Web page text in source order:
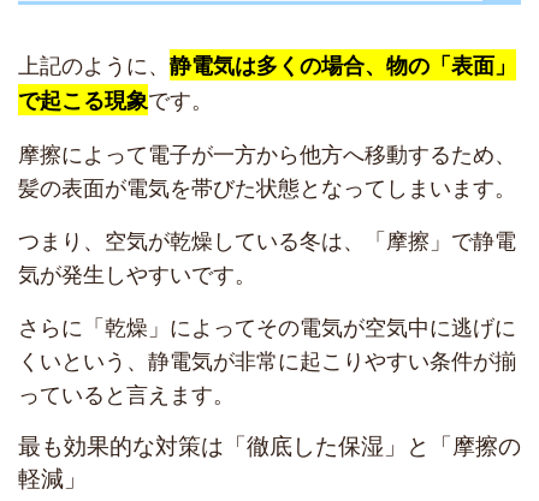
上記のように、 静電気は多くの場合、物の「表面」
で起こる現象です。
摩擦によって電子が一方から他方へ移動するため、
髪の表面が電気を帯びた状態となってしまいます。
つまり、空気が乾燥している冬は、「摩擦」で静電
気が発生しやすいです。
さらに「乾燥」によってその電気が空気中に逃げに
くいという、静電気が非常に起こりやすい条件が揃
っていると言えます。
最も効果的な対策は「徹底した保湿」と「摩擦の
軽減」